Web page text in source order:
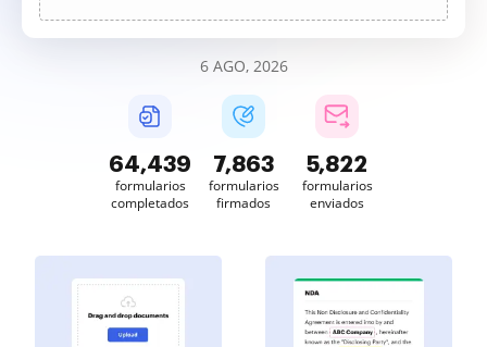
6 AGO, 2026
64,440
formularios
completados
7,863
formularios
firmados
5,822
formularios
enviados